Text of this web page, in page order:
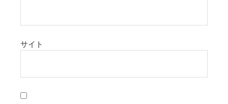
サイト